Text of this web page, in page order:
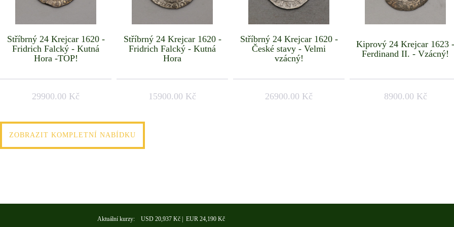
Stříbrný 24 Krejcar 1620 -
Fridrich Falcký - Kutná
Hora -TOP!
29900.00 Kč
Stříbrný 24 Krejcar 1620 -
Fridrich Falcký - Kutná
Hora
15900.00 Kč
Stříbrný 24 Krejcar 1620 -
České stavy - Velmi
vzácný!
26900.00 Kč
Kiprový 24 Krejcar 1623 -
Ferdinand II. - Vzácný!
8900.00 Kč
ZOBRAZIT KOMPLETNÍ NABÍDKU
Aktuální kurzy: USD 20,937 Kč | EUR 24,190 Kč